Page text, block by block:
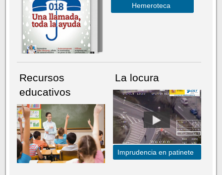
Hemeroteca
Recursos
educativos
La locura
Imprudencia en patinete